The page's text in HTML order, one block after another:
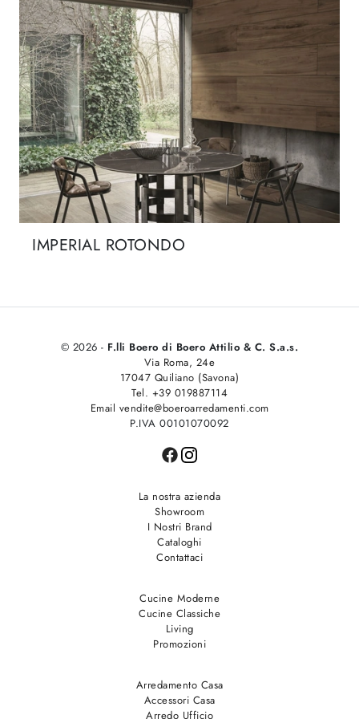
IMPERIAL ROTONDO
© 2026 - F.lli Boero di Boero Attilio & C. S.a.s.
Via Roma, 24e
17047 Quiliano (Savona)
Tel. +39 019887114
Email vendite@boeroarredamenti.com
P.IVA 00101070092
La nostra azienda
Showroom
I Nostri Brand
Cataloghi
Contattaci
Cucine Moderne
Cucine Classiche
Living
Promozioni
Arredamento Casa
Accessori Casa
Arredo Ufficio